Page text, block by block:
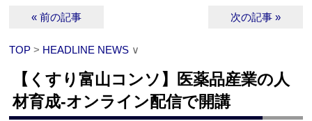
« 前の記事 次の記事 »
TOP > HEADLINE NEWS ∨
【くすり富山コンソ】医薬品産業の人
材育成‐オンライン配信で開講